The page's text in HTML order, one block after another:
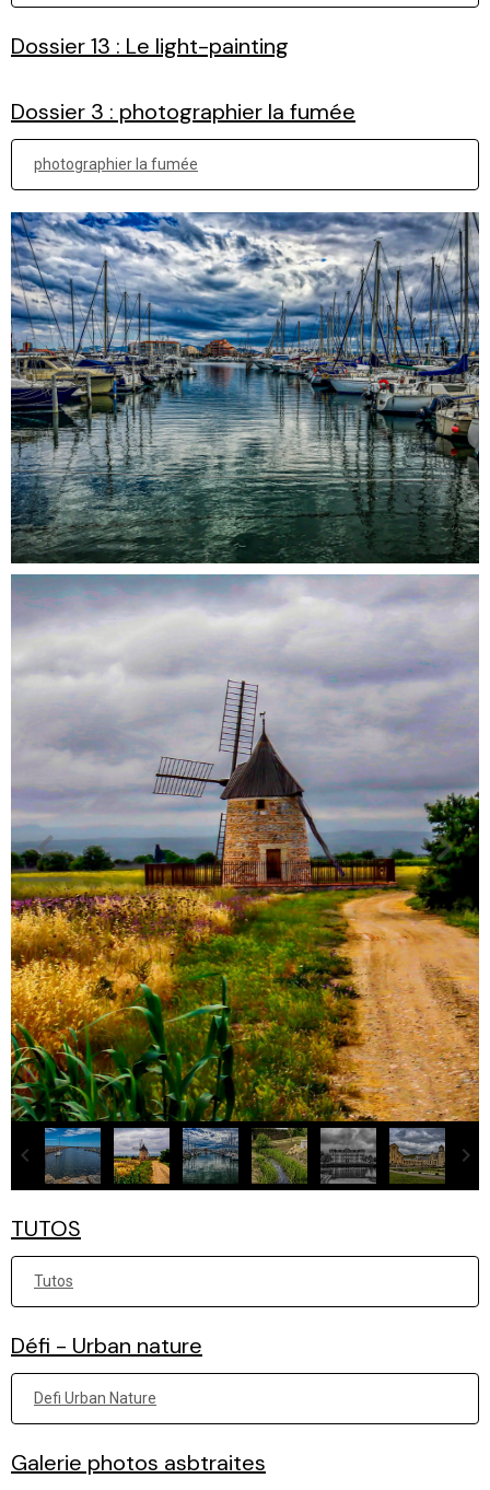
Dossier 13 : Le light-painting
Dossier 3 : photographier la fumée
photographier la fumée
TUTOS
Tutos
Défi - Urban nature
Defi Urban Nature
Galerie photos asbtraites